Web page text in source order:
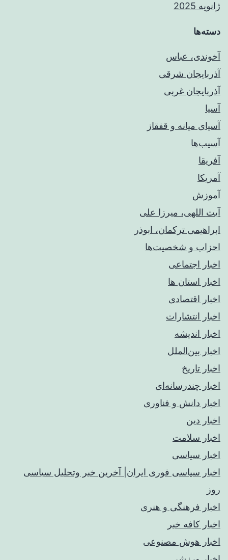
ژانویه 2025
دسته‌ها
آخوندی، عباس
آذربایجان شرقی
آذربایجان غربی
آسیا
آسیای میانه و قفقاز
آسیب‌ها
آفریقا
آمریکا
آموزش
آیت اللهی، میرزا علی
ابراهیمی ترکمان، ابوذر
احزاب و شخصیت‌ها
اخبار اجتماعی
اخبار استان ها
اخبار اقتصادی
اخبار انتشارات
اخبار اندیشه
اخبار بین‌الملل
اخبار تاریخ
اخبار چندرسانه‌ای
اخبار دانش و فناوری
اخبار دین
اخبار سلامت
اخبار سیاسی
اخبار سیاسی فوری ایران| آخرین خبر وتحلیل سیاسی
روز
اخبار فرهنگی و هنری
اخبار کافه خبر
اخبار هوش مصنوعی